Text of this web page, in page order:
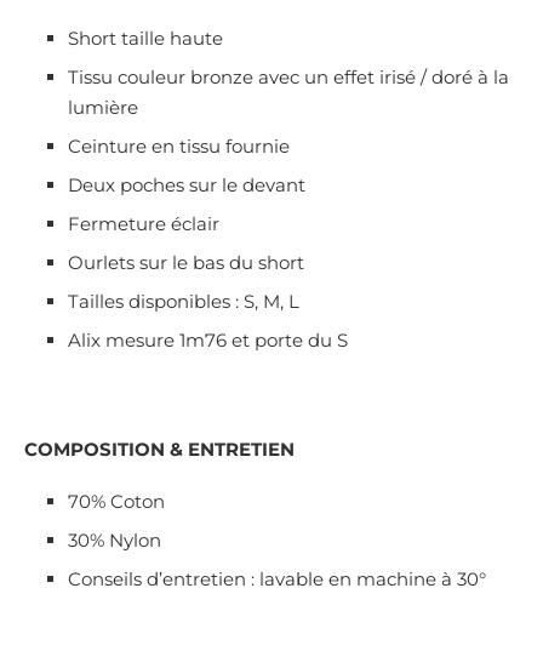
Short taille haute
Tissu couleur bronze avec un effet irisé / doré à la
lumière
Ceinture en tissu fournie
Deux poches sur le devant
Fermeture éclair
Ourlets sur le bas du short
Tailles disponibles : S, M, L
Alix mesure 1m76 et porte du S
COMPOSITION & ENTRETIEN
70% Coton
30% Nylon
Conseils d’entretien : lavable en machine à 30°